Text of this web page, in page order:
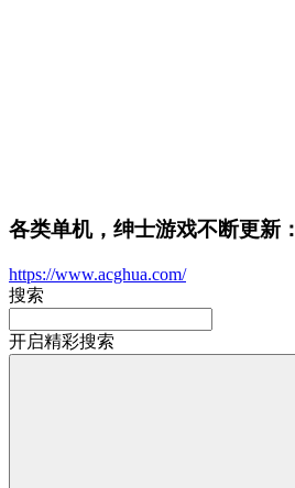
各类单机，绅士游戏不断更新：
https://www.acghua.com/
搜索
开启精彩搜索